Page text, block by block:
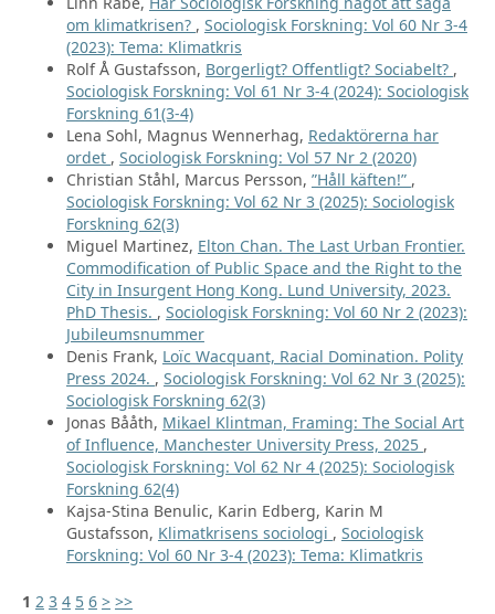
om klimatkrisen? , Sociologisk Forskning: Vol 60 Nr 3-4
(2023): Tema: Klimatkris
Rolf Å Gustafsson, Borgerligt? Offentligt? Sociabelt? ,
Sociologisk Forskning: Vol 61 Nr 3-4 (2024): Sociologisk
Forskning 61(3-4)
Lena Sohl, Magnus Wennerhag, Redaktörerna har
ordet , Sociologisk Forskning: Vol 57 Nr 2 (2020)
Christian Ståhl, Marcus Persson, ”Håll käften!” ,
Sociologisk Forskning: Vol 62 Nr 3 (2025): Sociologisk
Forskning 62(3)
Miguel Martinez, Elton Chan. The Last Urban Frontier.
Commodification of Public Space and the Right to the
City in Insurgent Hong Kong. Lund University, 2023.
PhD Thesis. , Sociologisk Forskning: Vol 60 Nr 2 (2023):
Jubileumsnummer
Denis Frank, Loïc Wacquant, Racial Domination. Polity
Press 2024. , Sociologisk Forskning: Vol 62 Nr 3 (2025):
Sociologisk Forskning 62(3)
Jonas Bååth, Mikael Klintman, Framing: The Social Art
of Influence, Manchester University Press, 2025 ,
Sociologisk Forskning: Vol 62 Nr 4 (2025): Sociologisk
Forskning 62(4)
Kajsa-Stina Benulic, Karin Edberg, Karin M
Gustafsson, Klimatkrisens sociologi , Sociologisk
Forskning: Vol 60 Nr 3-4 (2023): Tema: Klimatkris
1 2 3 4 5 6 > >>